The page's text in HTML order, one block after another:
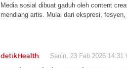
Media sosial dibuat gaduh oleh content
mendiang artis. Mulai dari ekspresi,
detikHealth Senin, 23 Feb 2026 14:31